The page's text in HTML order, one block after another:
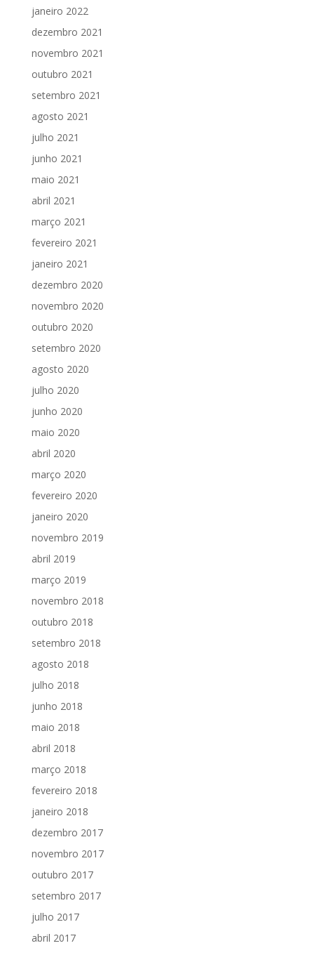
janeiro 2022
dezembro 2021
novembro 2021
outubro 2021
setembro 2021
agosto 2021
julho 2021
junho 2021
maio 2021
abril 2021
março 2021
fevereiro 2021
janeiro 2021
dezembro 2020
novembro 2020
outubro 2020
setembro 2020
agosto 2020
julho 2020
junho 2020
maio 2020
abril 2020
março 2020
fevereiro 2020
janeiro 2020
novembro 2019
abril 2019
março 2019
novembro 2018
outubro 2018
setembro 2018
agosto 2018
julho 2018
junho 2018
maio 2018
abril 2018
março 2018
fevereiro 2018
janeiro 2018
dezembro 2017
novembro 2017
outubro 2017
setembro 2017
julho 2017
abril 2017